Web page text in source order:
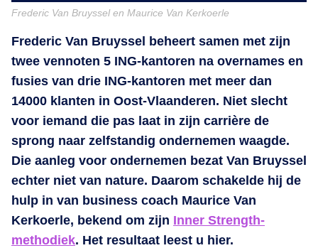
Frederic Van Bruyssel en Maurice Van Kerkoerle
Frederic Van Bruyssel beheert samen met zijn
twee vennoten 5 ING-kantoren na overnames en
fusies van drie ING-kantoren met meer dan
14000 klanten in Oost-Vlaanderen. Niet slecht
voor iemand die pas laat in zijn carrière de
sprong naar zelfstandig ondernemen waagde.
Die aanleg voor ondernemen bezat Van Bruyssel
echter niet van nature. Daarom schakelde hij de
hulp in van business coach Maurice Van
Kerkoerle, bekend om zijn Inner Strength-
methodiek. Het resultaat leest u hier.